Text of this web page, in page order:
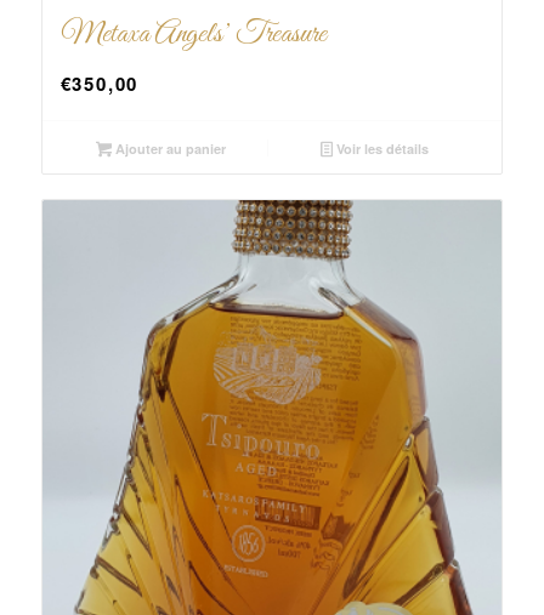
Metaxa Angels’ Treasure
€350,00
Ajouter au panier Voir les détails